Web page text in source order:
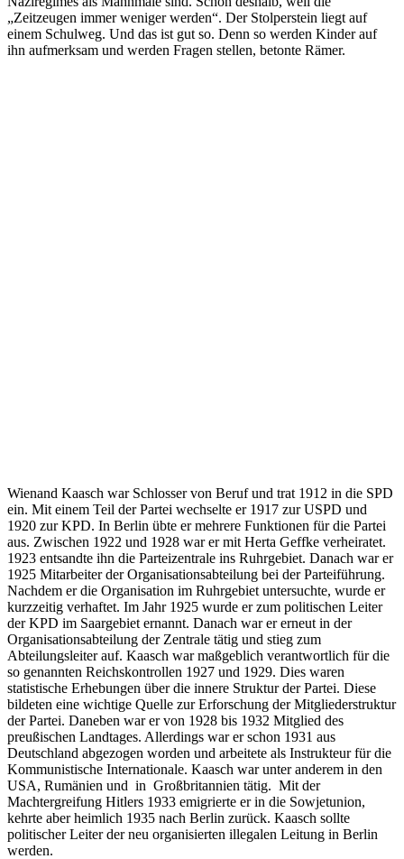
„Zeitzeugen immer weniger werden“. Der Stolperstein liegt auf
einem Schulweg. Und das ist gut so. Denn so werden Kinder auf
ihn aufmerksam und werden Fragen stellen, betonte Rämer.
Wienand Kaasch war Schlosser von Beruf und trat 1912 in die SPD
ein. Mit einem Teil der Partei wechselte er 1917 zur USPD und
1920 zur KPD. In Berlin übte er mehrere Funktionen für die Partei
aus. Zwischen 1922 und 1928 war er mit Herta Geffke verheiratet.
1923 entsandte ihn die Parteizentrale ins Ruhrgebiet. Danach war er
1925 Mitarbeiter der Organisationsabteilung bei der Parteiführung.
Nachdem er die Organisation im Ruhrgebiet untersuchte, wurde er
kurzzeitig verhaftet. Im Jahr 1925 wurde er zum politischen Leiter
der KPD im Saargebiet ernannt. Danach war er erneut in der
Organisationsabteilung der Zentrale tätig und stieg zum
Abteilungsleiter auf. Kaasch war maßgeblich verantwortlich für die
so genannten Reichskontrollen 1927 und 1929. Dies waren
statistische Erhebungen über die innere Struktur der Partei. Diese
bildeten eine wichtige Quelle zur Erforschung der Mitgliederstruktur
der Partei. Daneben war er von 1928 bis 1932 Mitglied des
preußischen Landtages. Allerdings war er schon 1931 aus
Deutschland abgezogen worden und arbeitete als Instrukteur für die
Kommunistische Internationale. Kaasch war unter anderem in den
USA, Rumänien und in Großbritannien tätig. Mit der
Machtergreifung Hitlers 1933 emigrierte er in die Sowjetunion,
kehrte aber heimlich 1935 nach Berlin zurück. Kaasch sollte
politischer Leiter der neu organisierten illegalen Leitung in Berlin
werden.